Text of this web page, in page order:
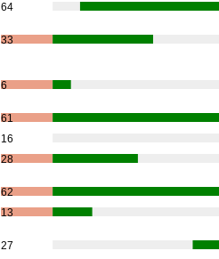
64
33
6
61
16
28
62
13
27